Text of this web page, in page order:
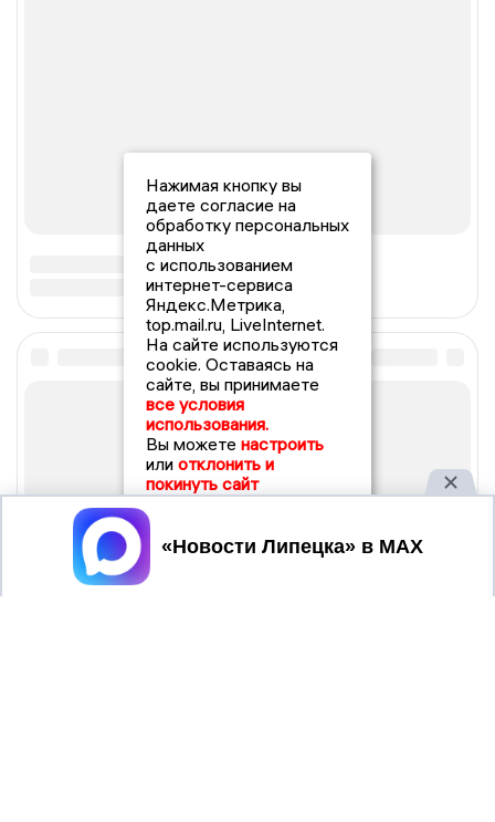
Нажимая кнопку вы
даете согласие на
обработку персональных
данных
с использованием
интернет-сервиса
Яндекс.Метрика,
top.mail.ru, LiveInternet.
На сайте используются
cookie. Оставаясь на
сайте, вы принимаете
все условия
использования.
Вы можете настроить
или отклонить и
покинуть сайт
Принять